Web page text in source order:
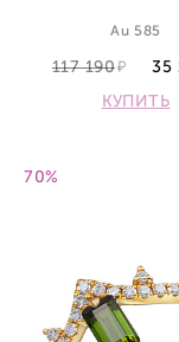
Au 585
117 190
35
КУПИТЬ
70%